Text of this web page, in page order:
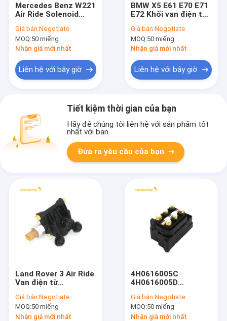
Mercedes Benz W221
Air Ride Solenoid
2123200358
Giá bán:Negotiate
MOQ:50 miếng
Nhận giá mới nhất
Liên hệ với bây giờ
BMW X5 E61 E70 E71
E72 Khối van điện từ
37206859714
37106789937
37206789937
Giá bán:Negotiate
MOQ:50 miếng
Nhận giá mới nhất
Liên hệ với bây giờ
Tiết kiệm thời gian của bạn
Hãy để chúng tôi liên hệ với sản phẩm tốt
nhất với bạn.
Đưa ra yêu cầu của bạn
Land Rover 3 Air Ride
Van điện từ
RVH000046
RVH000045
Giá bán:Negotiate
MOQ:50 miếng
Nhận giá mới nhất
4H0616005C
4H0616005D
điện từ treo khí nén
cho A6 A8 A7
Giá bán:Negotiate
MOQ:50 miếng
Nhận giá mới nhất